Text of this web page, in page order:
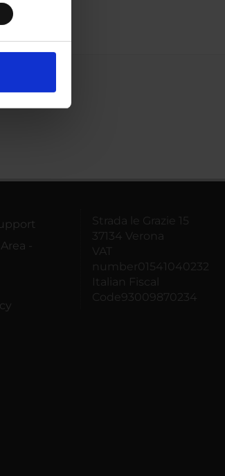
-
Strada le Grazie 15
37134 Verona
VAT
number01541040232
Italian Fiscal
Code93009870234